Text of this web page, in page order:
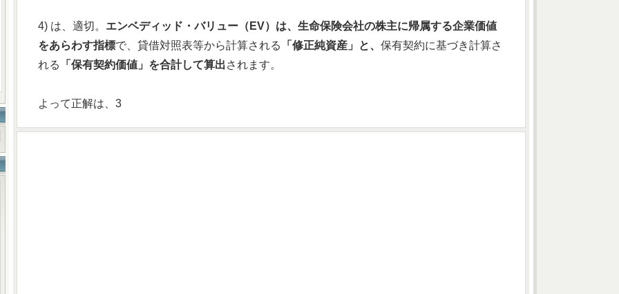
4) は、適切。 エンベディッド・バリュー（EV）は、生命保険会社の株主に帰属する企業価値
をあらわす指標で、貸借対照表等から計算される 「修正純資産」と、 保有契約に基づき計算さ
れる 「保有契約価値」を合計して算出されます。
よって正解は、3